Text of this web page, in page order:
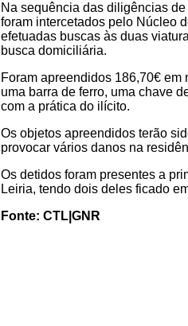
Na sequência das diligências
foram intercetados pelo Núcleo
efetuadas buscas às duas
busca domiciliária.
Foram apreendidos 186,70€
uma barra de ferro, uma chave
com a prática do ilícito.
Os objetos apreendidos terão
provocar vários danos na
Os detidos foram presentes a
Leiria, tendo dois deles ficado
Fonte: CTL|GNR